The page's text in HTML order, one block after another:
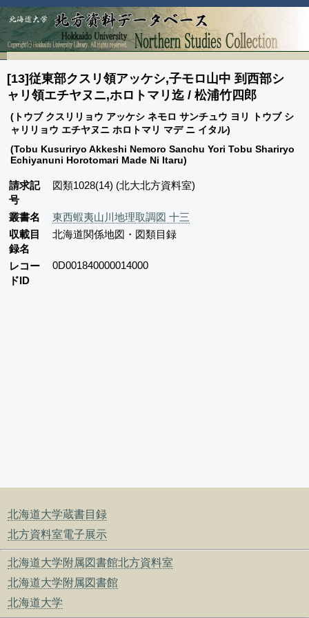
北海道大学蔵書目録
北方資料室電子展示
北海道大学附属図書館北方資料室
北海道大学附属図書館
北海道大学
[13]従東部クスリ領アッケシ,子モロ山中 到西部シ
ャリ領エチヤヌニ,ホロトマリ迄 / 松浦竹四郎
(トウブ クスリリョウ アッケシ ネモロ サンチュウ ヨリ トウブ シ
ャリリョウ エチヤヌニ ホロトマリ マデ ニ イタル)
(Tobu Kusuriryo Akkeshi Nemoro Sanchu Yori Tobu Shariryo
Echiyanuni Horotomari Made Ni Itaru)
請求記
号
図類1028(14) (北大北方資料室)
叢書名
東西蝦夷山川地理取調図 十三
収載目
録名
北海道関係地図・図類目録
レコー
ドID
0D001840000014000